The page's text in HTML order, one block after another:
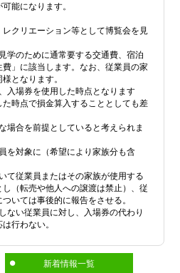
能になります。
レクリエーション等として博覧会を見
学のために通常要する交通費、宿泊
」に該当します。なお、従業員の家
となります。
入場券を使用した時点となります
時点で損金算入することとしても差
場合を前提としていると考えられま
を対象に（希望により家族分も含
て従業員またはその家族が使用する
（転売や他人への譲渡は禁止）、従
いては事後的に報告をさせる。
ない従業員に対し、入場券の代わり
行わない。
新着情報一覧